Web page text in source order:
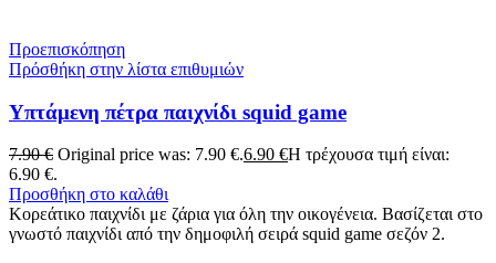
Προεπισκόπηση
Πρόσθήκη στην λίστα επιθυμιών
Υπτάμενη πέτρα παιχνίδι squid game
7.90€ Original price was: 7.90 €.6.90 €Η τρέχουσα τιμή είναι:
6.90 €.
Προσθήκη στο καλάθι
Κορεάτικο παιχνίδι με ζάρια για όλη την οικογένεια. Βασίζεται στο
γνωστό παιχνίδι από την δημοφιλή σειρά squid game σεζόν 2.